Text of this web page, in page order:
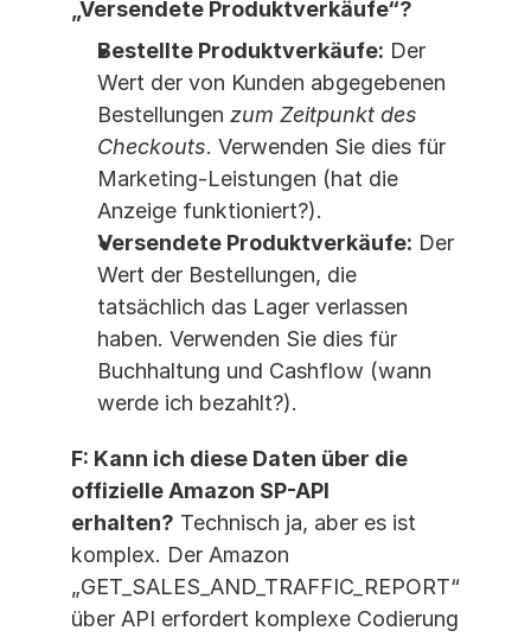
„Versendete Produktverkäufe“?
Bestellte Produktverkäufe: Der
Wert der von Kunden abgegebenen
Bestellungen zum Zeitpunkt des
Checkouts. Verwenden Sie dies für
Marketing-Leistungen (hat die
Anzeige funktioniert?).
Versendete Produktverkäufe: Der
Wert der Bestellungen, die
tatsächlich das Lager verlassen
haben. Verwenden Sie dies für
Buchhaltung und Cashflow (wann
werde ich bezahlt?).
F: Kann ich diese Daten über die
offizielle Amazon SP-API
erhalten? Technisch ja, aber es ist
komplex. Der Amazon
„GET_SALES_AND_TRAFFIC_REPORT“
über API erfordert komplexe Codierung